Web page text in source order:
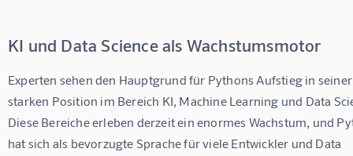
KI und Data Science als Wachstumsmotor
Experten sehen den Hauptgrund für Pythons Aufstieg in
starken Position im Bereich KI, Machine Learning und Data
Diese Bereiche erleben derzeit ein enormes Wachstum, und
hat sich als bevorzugte Sprache für viele Entwickler und Data